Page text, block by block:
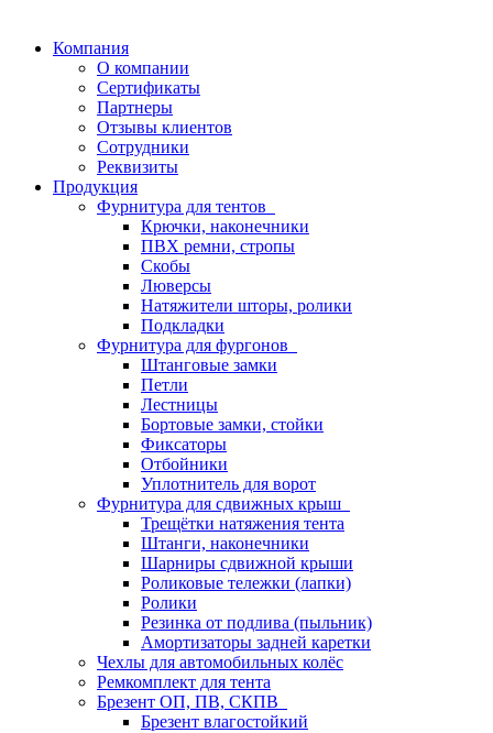
Компания
О компании
Сертификаты
Партнеры
Отзывы клиентов
Сотрудники
Реквизиты
Продукция
Фурнитура для тентов
Крючки, наконечники
ПВХ ремни, стропы
Скобы
Люверсы
Натяжители шторы, ролики
Подкладки
Фурнитура для фургонов
Штанговые замки
Петли
Лестницы
Бортовые замки, стойки
Фиксаторы
Отбойники
Уплотнитель для ворот
Фурнитура для сдвижных крыш
Трещётки натяжения тента
Штанги, наконечники
Шарниры сдвижной крыши
Роликовые тележки (лапки)
Ролики
Резинка от подлива (пыльник)
Амортизаторы задней каретки
Чехлы для автомобильных колёс
Ремкомплект для тента
Брезент ОП, ПВ, СКПВ
Брезент влагостойкий